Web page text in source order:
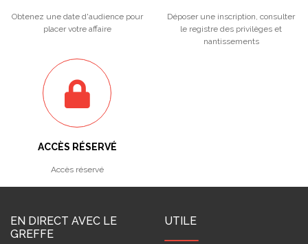
Obtenez une date d'audience pour
placer votre affaire
Déposer une inscription, consulter
le registre des privilèges et
nantissements
ACCÈS RÉSERVÉ
Accès réservé
EN DIRECT AVEC LE
GREFFE
UTILE